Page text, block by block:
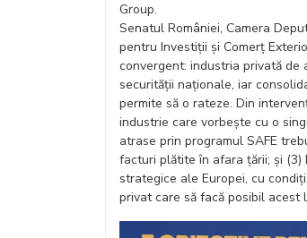
Group.
Senatul României, Camera
pentru Investiții și Comerț
convergent: industria privată de
securității naționale, iar
permite să o rateze. Din
industrie care vorbește cu o
atrase prin programul SAFE
facturi plătite în afara țării; și (3)
strategice ale Europei, cu
privat care să facă posibil acest